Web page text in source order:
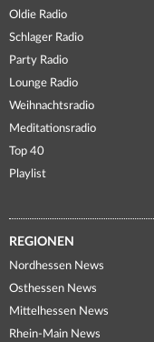
Oldie Radio
Schlager Radio
Party Radio
Lounge Radio
Weihnachtsradio
Meditationsradio
Top 40
Playlist
REGIONEN
Nordhessen News
Osthessen News
Mittelhessen News
Rhein-Main News